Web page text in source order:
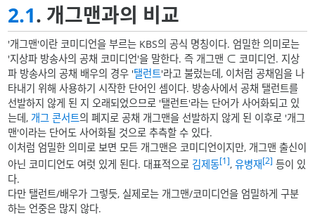
2.1. 개그맨과의 비교
'개그맨'이란 코미디언을 부르는 KBS의 공식 명칭이다. 엄밀한 의미로는
'지상파 방송사의 공채 코미디언'을 말한다. 즉 개그맨 ⊂ 코미디언. 지상
파 방송사의 공채 배우의 경우 '탤런트'라고 불렀는데, 이처럼 공채임을 나
타내기 위해 사용하기 시작한 단어인 셈이다. 방송사에서 공채 탤런트를
선발하지 않게 된 지 오래되었으므로 '탤런트'라는 단어가 사어화되고 있
는데, 개그 콘서트의 폐지로 공채 개그맨을 선발하지 않게 된 이후로 '개그
맨'이라는 단어도 사어화될 것으로 추측할 수 있다.
이처럼 엄밀한 의미로 보면 모든 개그맨은 코미디언이지만, 개그맨 출신이
아닌 코미디언도 여럿 있게 된다. 대표적으로 김제동[1],유병재[2] 등이 있
다.
다만 탤런트/배우가 그렇듯, 실제로는 개그맨/코미디언을 엄밀하게 구분
하는 언중은 많지 않다.